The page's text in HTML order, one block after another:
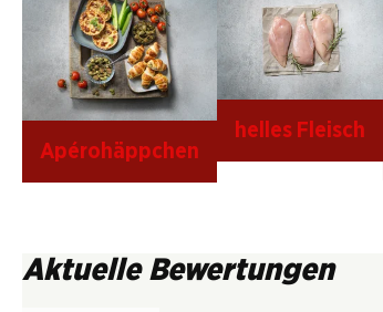
Apérohäppchen
helles Fleisch
Aktuelle Bewertungen